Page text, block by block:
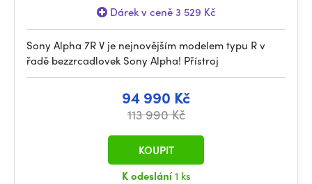
Dárek v ceně 3 529 Kč
Sony Alpha 7R V je nejnovějším modelem typu R v
řadě bezzrcadlovek Sony Alpha! Přístroj
94 990 Kč
113 990 Kč
K odeslání1 ks
KOUPIT